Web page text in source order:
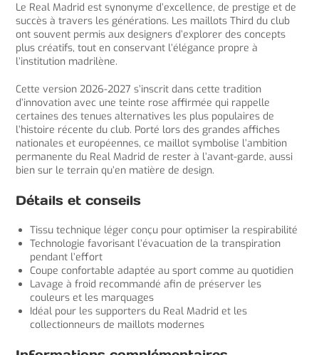
Le Real Madrid est synonyme d’excellence, de prestige et de
succès à travers les générations. Les maillots Third du club
ont souvent permis aux designers d’explorer des concepts
plus créatifs, tout en conservant l’élégance propre à
l’institution madrilène.
Cette version 2026-2027 s’inscrit dans cette tradition
d’innovation avec une teinte rose affirmée qui rappelle
certaines des tenues alternatives les plus populaires de
l’histoire récente du club. Porté lors des grandes affiches
nationales et européennes, ce maillot symbolise l’ambition
permanente du Real Madrid de rester à l’avant-garde, aussi
bien sur le terrain qu’en matière de design.
Détails et conseils
Tissu technique léger conçu pour optimiser la respirabilité
Technologie favorisant l’évacuation de la transpiration
pendant l’effort
Coupe confortable adaptée au sport comme au quotidien
Lavage à froid recommandé afin de préserver les
couleurs et les marquages
Idéal pour les supporters du Real Madrid et les
collectionneurs de maillots modernes